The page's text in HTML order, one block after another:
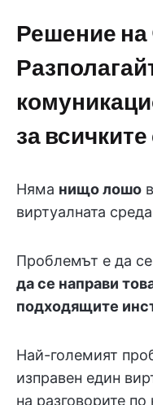
Решение
за
Няма нищо лошо
виртуалната
Проблемът е да
да се направи
подходящите
Най-големият
изправен един
на разговорите